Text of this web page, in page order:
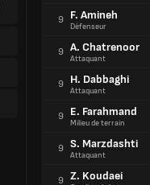
9 F. Amineh
Défenseur
9 A. Chatrenoor
Attaquant
9 H. Dabbaghi
Attaquant
9 E. Farahmand
Milieu de terrain
9 S. Marzdashti
Attaquant
9 Z. Koudaei